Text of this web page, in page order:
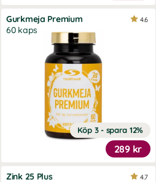
Gurkmeja Premium
60 kaps
Köp 3 - spara 12%
289 kr
4.6
Zink 25 Plus
4.7